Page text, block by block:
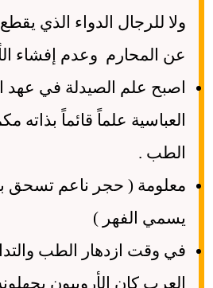
ولا للرجال الدواء الذي
عن المحارم وعدم إفشاء
اصبح علم الصيدلة في عهد
العباسية علماً قائماً بذاته
الطب .
معلومة ( حجر ناعم تسحق به
يسمي الفهر )
في وقت ازدهار الطب
العرب كان الأروبيون